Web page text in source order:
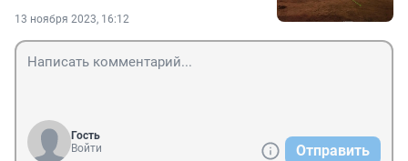
13 ноября 2023, 16:12
Гость
Войти
Отправить